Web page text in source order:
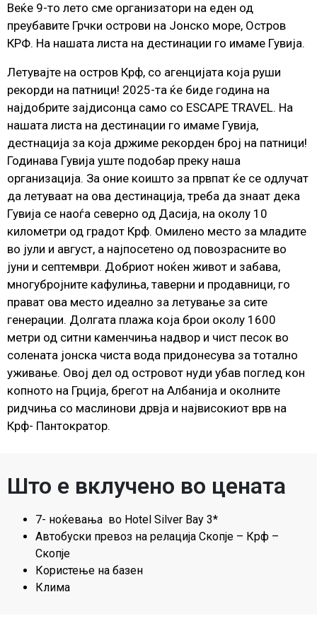
Веќе 9-то лето сме организатори на еден од
преубавите Грчки острови на Јонско море, Остров
КРФ. На нашата листа на дестинации го имаме Гувија.
Летувајте на остров Крф, со агенцијата која руши
рекорди на патници! 2025-та ќе биде година на
најдобрите зајдисонца само со ESCAPE TRAVEL. На
нашата листа на дестинации го имаме Гувија,
дестнација за која држиме рекорден број на патници!
Годинава Гувија уште подобар преку наша
организација. За оние коишто за првпат ќе се одлучат
да летуваат на ова дестинација, треба да знаат дека
Гувија се наоѓа северно од Дасија, на околу 10
километри од градот Крф. Омилено место за младите
во јули и август, а најпосетено од повозрасните во
јуни и септември. Добриот ноќен живот и забава,
многубројните кафулиња, таверни и продавници, го
прават ова место идеално за летување за сите
генерации. Долгата плажа која брои околу 1600
метри од ситни каменчиња надвор и чист песок во
солената јонска чиста вода придонесува за тотално
уживање. Овој дел од островот нуди убав поглед кон
копното на Грција, брегот на Албанија и околните
ридчиња со маслинови дрвја и највисокиот врв на
Крф- Пантократор.
Што е вклучено во цената
7- ноќевања во Hotel Silver Bay 3*
Автобуски превоз на релација Скопје – Крф –
Скопје
Користење на базен
Клима